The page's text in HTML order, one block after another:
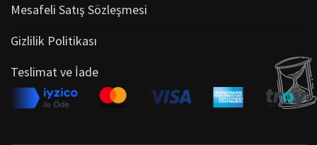
Mesafeli Satış Sözleşmesi
Gizlilik Politikası
Teslimat ve İade